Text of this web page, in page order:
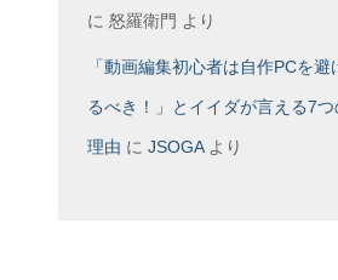
に 怒羅衛門 より
「動画編集初心者は自作PCを避
るべき！」とイイダが言える7つ
理由 に JSOGAより